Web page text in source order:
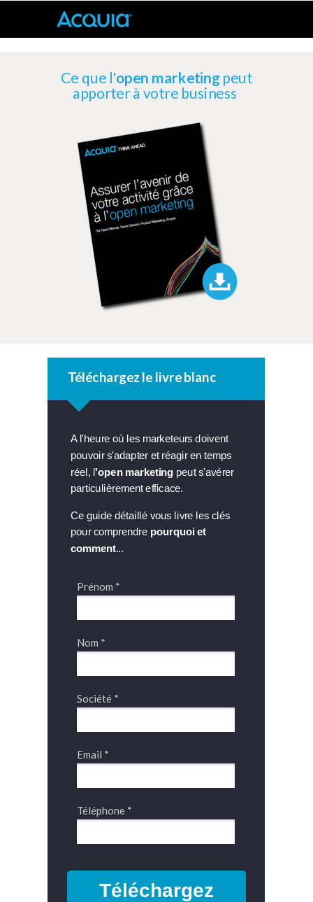
Ce que l'open marketingpeut
apporter à votre business
Prénom *
Nom *
Société *
Email *
Téléphone *
Téléchargez
Téléchargez le livre blanc
A l'heure où les marketeurs doivent
pouvoir s'adapter et réagir en temps
réel , l'open marketing peut s'avérer
particulièrement efficace.
Ce guide détaillé vous livre les clés
pour comprendre pourquoi et
comment...